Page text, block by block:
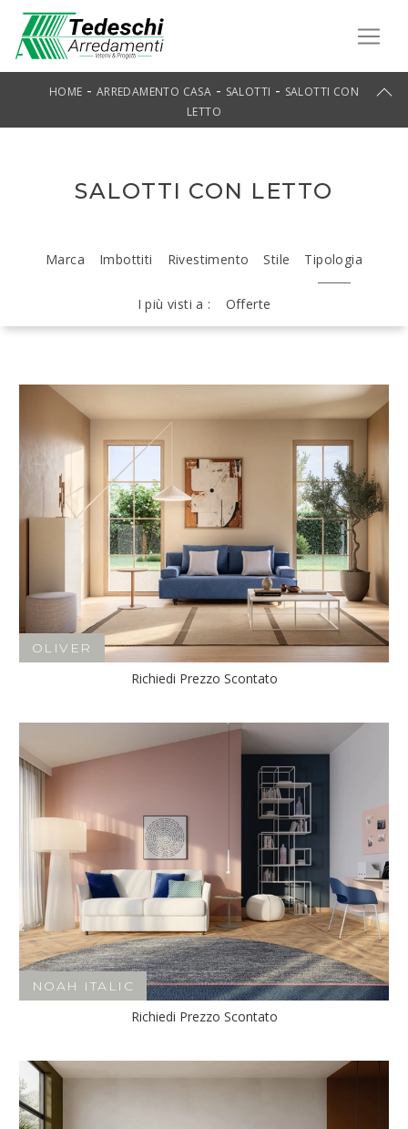
HOME - ARREDAMENTO CASA - SALOTTI - SALOTTI CON
LETTO
SALOTTI CON LETTO
Marca Imbottiti Rivestimento Stile Tipologia
I più visti a : Offerte
OLIVER
Richiedi Prezzo Scontato
NOAH ITALIC
Richiedi Prezzo Scontato